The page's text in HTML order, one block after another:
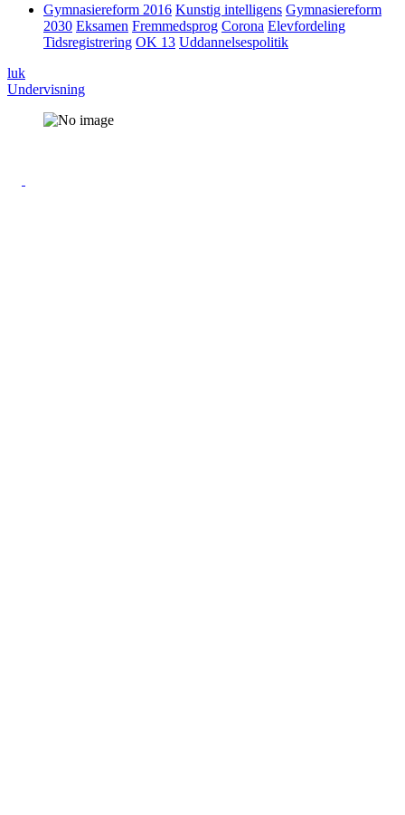
Gymnasiereform 2016 Kunstig intelligens Gymnasiereform
2030 Eksamen Fremmedsprog Corona Elevfordeling
Tidsregistrering OK 13 Uddannelsespolitik
luk
Undervisning